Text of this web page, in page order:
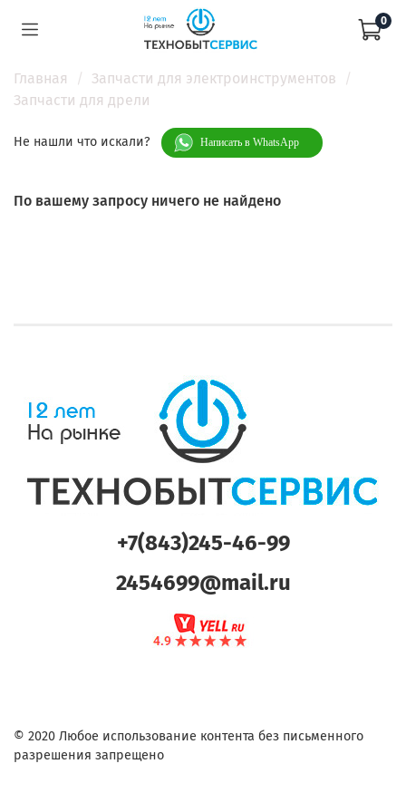
0
Главная
Запчасти для электроинструментов
Запчасти для дрели
Не нашли что искали? Написать в WhatsApp
По вашему запросу ничего не найдено
+7(843)245-46-99
2454699@mail.ru
© 2020 Любое использование контента без письменного
разрешения запрещено